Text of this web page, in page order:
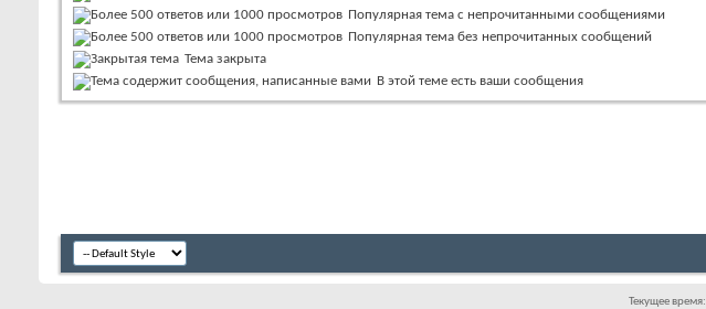
Популярная тема с непрочитанными сообщениями
Популярная тема без непрочитанных сообщений
Тема закрыта
В этой теме есть ваши сообщения
Текущее время: